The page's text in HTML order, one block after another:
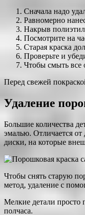
Сначала надо
Равномерно
Накрыв
Посмотрите на
Старая краска
Проверьте и
Чтобы смыть все
Перед свежей
Удаление
Большие количества
эмалью. Отличается
диски, на которые
Чтобы снять старую
метод, удаление с
Мелкие детали просто
полчаса.